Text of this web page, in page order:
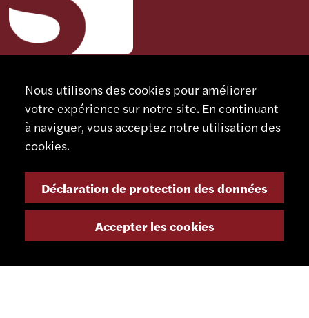
CONTACT
SCHAUBLIN MACHINES SA
Rue Nomlieutant 1
CH - 2735 Bévilard
+41 32 491 67 00
Nous utilisons des cookies pour améliorer
votre expérience sur notre site. En continuant
à naviguer, vous acceptez notre utilisation des
cookies.
Déclaration de protection des données
Accepter les cookies